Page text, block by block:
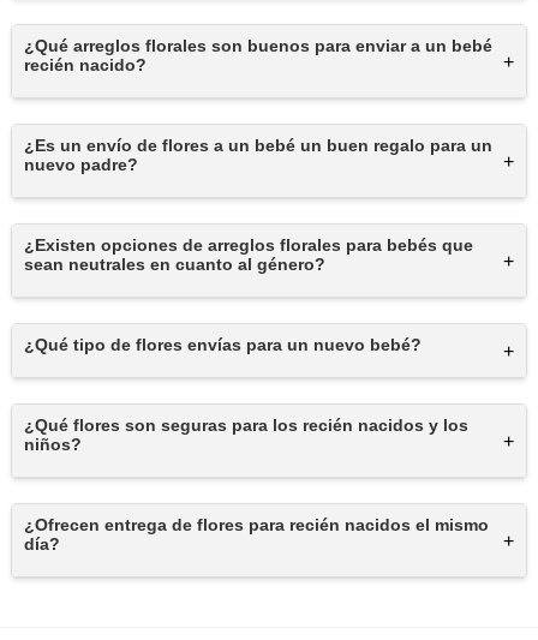
¿Qué arreglos florales son buenos para enviar a un bebé
recién nacido?
+
¿Es un envío de flores a un bebé un buen regalo para un
nuevo padre?
+
¿Existen opciones de arreglos florales para bebés que
sean neutrales en cuanto al género?
+
¿Qué tipo de flores envías para un nuevo bebé? +
¿Qué flores son seguras para los recién nacidos y los
niños?
+
¿Ofrecen entrega de flores para recién nacidos el mismo
día?
+